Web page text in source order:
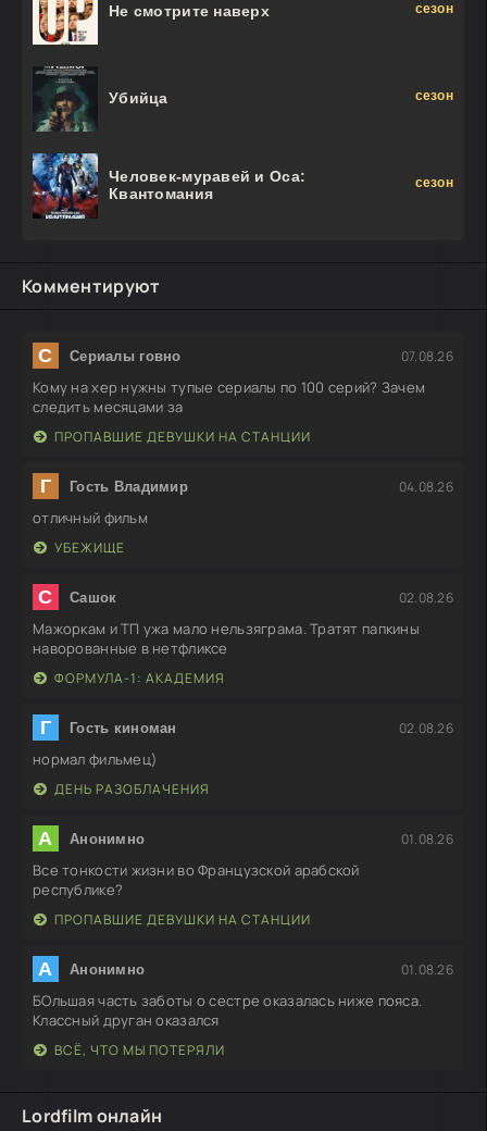
Не смотрите наверх сезон
Убийца сезон
Человек-муравей и Оса:
Квантомания
сезон
Комментируют
С Сериалы говно 07.08.26
Кому на хер нужны тупые сериалы по 100 серий? Зачем
следить месяцами за
ПРОПАВШИЕ ДЕВУШКИ НА СТАНЦИИ
Г Гость Владимир 04.08.26
отличный фильм
УБЕЖИЩЕ
С Сашок 02.08.26
Мажоркам и ТП ужа мало нельзяграма. Тратят папкины
наворованные в нетфликсе
ФОРМУЛА-1: АКАДЕМИЯ
Г Гость киноман 02.08.26
нормал фильмец)
ДЕНЬ РАЗОБЛАЧЕНИЯ
А Анонимно 01.08.26
Все тонкости жизни во Французской арабской
республике?
ПРОПАВШИЕ ДЕВУШКИ НА СТАНЦИИ
А Анонимно 01.08.26
БОльшая часть заботы о сестре оказалась ниже пояса.
Классный друган оказался
ВСЁ, ЧТО МЫ ПОТЕРЯЛИ
Lordfilm онлайн